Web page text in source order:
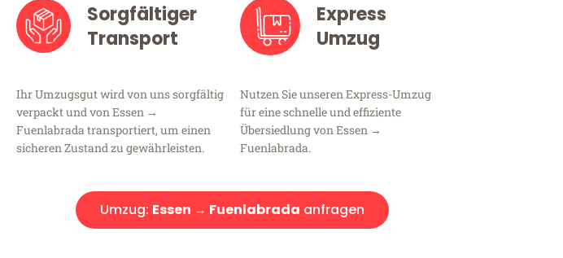
Sorgfältiger
Transport
Ihr Umzugsgut wird von uns sorgfältig
verpackt und von Essen →
Fuenlabrada transportiert, um einen
sicheren Zustand zu gewährleisten.
Express
Umzug
Nutzen Sie unseren Express-Umzug
für eine schnelle und effiziente
Übersiedlung von Essen →
Fuenlabrada.
Umzug: Essen → Fuenlabrada anfragen